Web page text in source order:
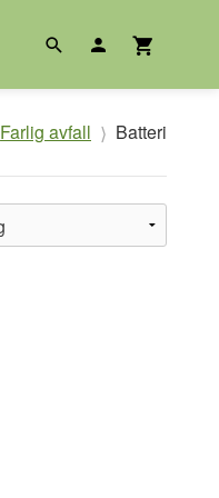
Farlig avfall Batteri